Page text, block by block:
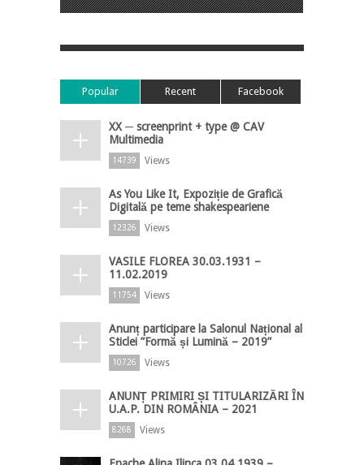
Popular Recent Facebook
XX ─ screenprint + type @ CAV
Multimedia
14739 Views
As You Like It, Expoziție de Grafică
Digitală pe teme shakespeariene
12326 Views
VASILE FLOREA 30.03.1931 –
11.02.2019
11754 Views
Anunț participare la Salonul Național al
Sticlei ”Formă și Lumină – 2019”
10726 Views
ANUNȚ PRIMIRI ȘI TITULARIZĂRI ÎN
U.A.P. DIN ROMÂNIA – 2021
8268 Views